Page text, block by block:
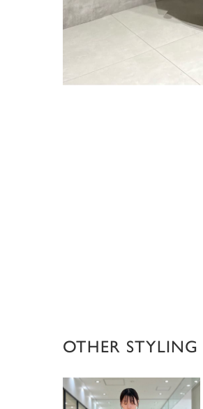
OTHER STYLING